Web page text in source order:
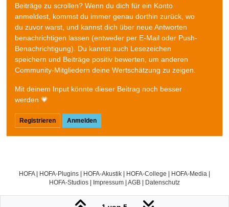
Beiträge zu scrollen? Wenn du dich für ein Konto
anmeldest, kommst du immer genau dorthin zurück, wo
du zuvor warst, und kannst dich über neue Antworten
benachrichtigen lassen (entweder per E-Mail oder Push-
Benachrichtigung). Du kannst auch Lesezeichen
speichern und Beiträge positiv bewerten, um anderen
Community-Mitgliedern deine Wertschätzung zu zeigen.
Mit deinem Input könnte dieser Beitrag noch besser
werden 💗
Registrieren Anmelden
HOFA| HOFA-Plugins | HOFA-Akustik | HOFA-College | HOFA-Media |
HOFA-Studios | Impressum | AGB | Datenschutz